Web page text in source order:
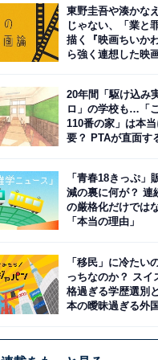
東野圭吾や湊かな
じゃない、「業と
描く『映画ちいか
ら強く連想した映
20年間「駆け込み
ロ」の学校も…「
110番の家」は本
要？ PTAが直面す
「青春18きっぷ」
減の裏に何が？ 連
の厳格化だけでは
「本当の理由」
「移民」に冷たい
っちなのか？ スイ
格過ぎる学歴選別
本の曖昧過ぎる外